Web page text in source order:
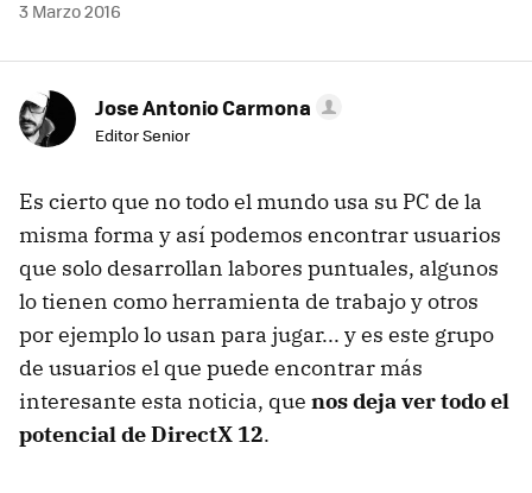
3 Marzo 2016
Jose Antonio Carmona
Editor Senior
Es cierto que no todo el mundo usa su PC de la
misma forma y así podemos encontrar usuarios
que solo desarrollan labores puntuales, algunos
lo tienen como herramienta de trabajo y otros
por ejemplo lo usan para jugar... y es este grupo
de usuarios el que puede encontrar más
interesante esta noticia, que nos deja ver todo el
potencial de DirectX 12.